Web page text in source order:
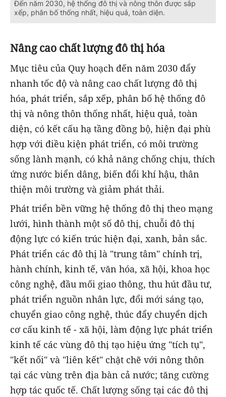
Đến năm 2030, hệ thống đô thị và nông thôn được sắp
xếp, phân bố thống nhất, hiệu quả, toàn diện.
Nâng cao chất lượng đô thị hóa
Mục tiêu của Quy hoạch đến năm 2030 đẩy
nhanh tốc độ và nâng cao chất lượng đô thị
hóa, phát triển, sắp xếp, phân bố hệ thống đô
thị và nông thôn thống nhất, hiệu quả, toàn
diện, có kết cấu hạ tầng đồng bộ, hiện đại phù
hợp với điều kiện phát triển, có môi trường
sống lành mạnh, có khả năng chống chịu, thích
ứng nước biển dâng, biến đổi khí hậu, thân
thiện môi trường và giảm phát thải.
Phát triển bền vững hệ thống đô thị theo mạng
lưới, hình thành một số đô thị, chuỗi đô thị
động lực có kiến trúc hiện đại, xanh, bản sắc.
Phát triển các đô thị là "trung tâm" chính trị,
hành chính, kinh tế, văn hóa, xã hội, khoa học
công nghệ, đầu mối giao thông, thu hút đầu tư,
phát triển nguồn nhân lực, đổi mới sáng tạo,
chuyển giao công nghệ, thúc đẩy chuyển dịch
cơ cấu kinh tế - xã hội, làm động lực phát triển
kinh tế các vùng đô thị tạo hiệu ứng "tích tụ",
"kết nối" và "liên kết" chặt chẽ với nông thôn
tại các vùng trên địa bàn cả nước; tăng cường
hợp tác quốc tế. Chất lượng sống tại các đô thị